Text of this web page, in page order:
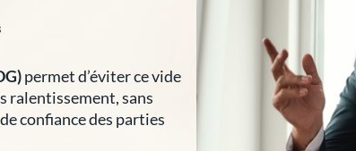
permet d’éviter ce vide
ralentissement, sans
confiance des parties